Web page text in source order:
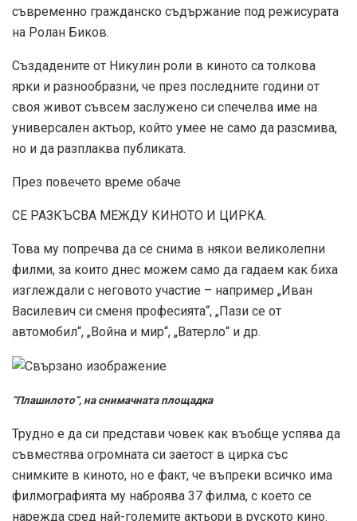
съвременно гражданско съдържание под режисурата
на Ролан Биков.
Създадените от Никулин роли в киното са толкова
ярки и разнообразни, че през последните години от
своя живот съвсем заслужено си спечелва име на
универсален актьор, който умее не само да разсмива,
но и да разплаква публиката.
През повечето време обаче
СЕ РАЗКЪСВА МЕЖДУ КИНОТО И ЦИРКА.
Това му попречва да се снима в някои великолепни
филми, за които днес можем само да гадаем как биха
изглеждали с неговото участие – например „Иван
Василевич си сменя професията“, „Пази се от
автомобил“, „Война и мир“, „Ватерло“ и др.
“Плашилото”, на снимачната площадка
Трудно е да си представи човек как въобще успява да
съвместява огромната си заетост в цирка със
снимките в киното, но е факт, че въпреки всичко има
филмографията му наброява 37 филма, с което се
нарежда сред най-големите актьори в руското кино.